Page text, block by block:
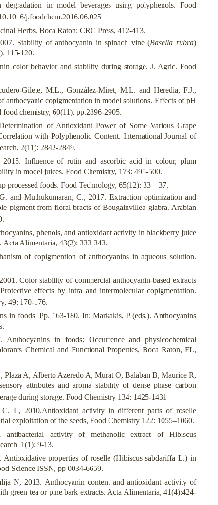
in model beverages using polyphenols. Food
j.foodchem.2016.06.025
Herbs. Boca Raton: CRC Press, 412-413.
Stability of anthocyanin in spinach vine (Basella rubra)
115-120.
color behavior and stability during storage. J. Agric. Food
Gilete, M.L., González-Miret, M.L. and Heredia, F.J.,
anthocyanic copigmentation in model solutions. Effects of pH
chemistry, 60(11), pp.2896-2905.
of Antioxidant Power of Some Various Grape
with Polyphenolic Content, International Journal of
2(11): 2842-2849.
Influence of rutin and ascorbic acid in colour, plum
in model juices. Food Chemistry, 173: 495-500.
foods. Food Technology, 65(12): 33 – 37.
and Muthukumaran, C., 2017. Extraction optimization and
pigment from floral bracts of Bougainvillea glabra. Arabian
phenols, and antioxidant activity in blackberry juice
Alimentaria, 43(2): 333-343.
of copigmention of anthocyanins in aqueous solution.
Color stability of commercial anthocyanin-based extracts
effects by intra and intermolecular copigmentation.
49: 170-176.
in foods. Pp. 163-180. In: Markakis, P (eds.). Anthocyanins
in foods: Occurrence and physicochemical
Chemical and Functional Properties, Boca Raton, FL,
A, Alberto Azeredo A, Murat O, Balaban B, Maurice R,
attributes and aroma stability of dense phase carbon
during storage. Food Chemistry 134: 1425-1431
L, 2010.Antioxidant activity in different parts of roselle
exploitation of the seeds, Food Chemistry 122: 1055–1060.
activity of methanolic extract of Hibiscus
1(1): 9-13.
properties of roselle (Hibiscus sabdariffa L.) in
Science ISSN, pp 0034-6659.
N, 2013. Anthocyanin content and antioxidant activity of
green tea or pine bark extracts. Acta Alimentaria, 41(4):424-